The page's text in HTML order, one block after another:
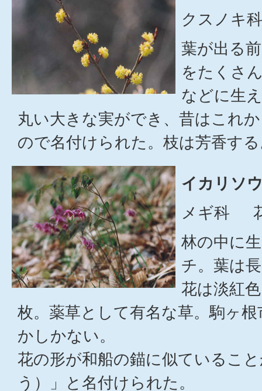
クスノキ
葉が出る
をたくさ
などに生
丸い大きな実ができ、昔はこれ
ので名付けられた。枝は芳香す
イカリソ
メギ科
林の中に
チ。葉は
花は淡紅
枚。薬草として有名な草。駒ヶ
かしかない。
花の形が和船の錨に似ているこ
う）」と名付けられた。